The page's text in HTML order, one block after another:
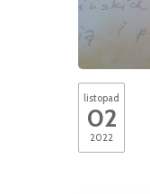
listopad
02
2022